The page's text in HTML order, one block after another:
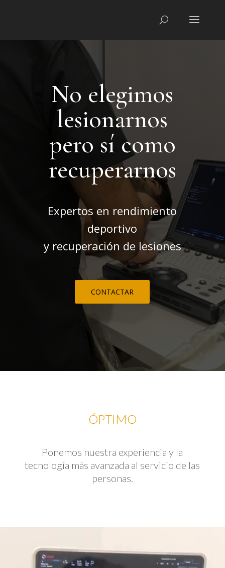
No elegimos
lesionarnos
pero sí como
recuperarnos
Expertos en rendimiento
deportivo
y recuperación de lesiones
CONTACTAR
ÓPTIMO
Ponemos nuestra experiencia y la
tecnología más avanzada al servicio de las
personas.